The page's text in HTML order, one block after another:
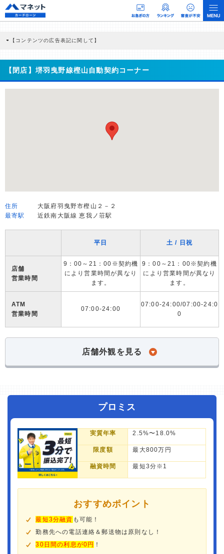
【コンテンツの広告表記に関して】
商品を根拠なくPRするものではなく、当編集部の調査／ユーザーへの口コミ収集な
どに基づき、公平性を担保した情報提供を行っています。
>提携企業一覧
【閉店】堺羽曳野線樫山自動契約コーナー
住所
大阪府羽曳野市樫山２－２
最寄駅
近鉄南大阪線 恵我ノ荘駅
平日 土 / 日祝
店舗
営業時間
9：00～21：00※契約機
により営業時間が異なり
ます。
9：00～21：00※契約機
により営業時間が異なり
ます。
ATM
営業時間
07:00-24:00
07:00-24:00/07:00-24:0
0
店舗外観を見る
プロミス
実質年率 2.5%〜18.0%
限度額 最大800万円
融資時間 最短3分※1
おすすめポイント
最短3分融資 も可能！
勤務先への電話連絡＆郵送物は原則なし！
30日間の利息が0円 ！